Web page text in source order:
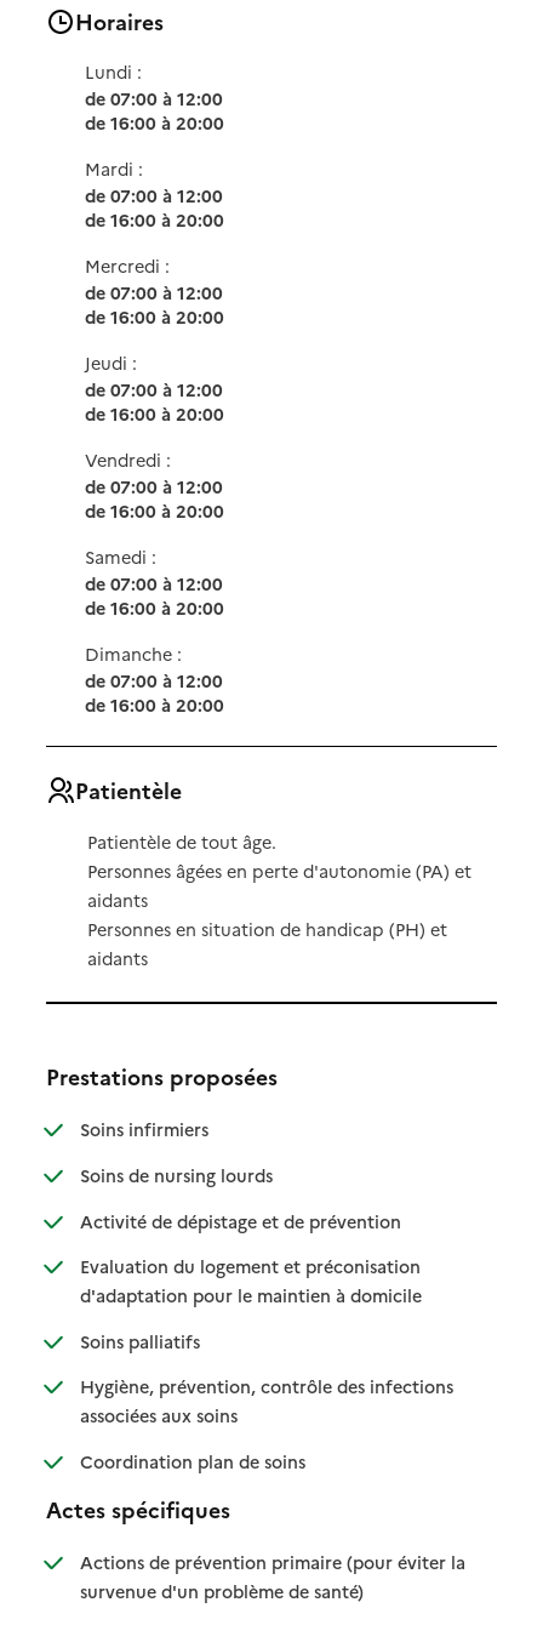
Horaires
Lundi :
de 07:00 à 12:00
de 16:00 à 20:00
Mardi :
de 07:00 à 12:00
de 16:00 à 20:00
Mercredi :
de 07:00 à 12:00
de 16:00 à 20:00
Jeudi :
de 07:00 à 12:00
de 16:00 à 20:00
Vendredi :
de 07:00 à 12:00
de 16:00 à 20:00
Samedi :
de 07:00 à 12:00
de 16:00 à 20:00
Dimanche :
de 07:00 à 12:00
de 16:00 à 20:00
Patientèle
Patientèle de tout âge.
Personnes âgées en perte d'autonomie (PA) et
aidants
Personnes en situation de handicap (PH) et
aidants
Prestations proposées
Soins infirmiers: disponible
: non disponible
Soins de nursing lourds: disponible
: non disponible
Activité de dépistage et de prévention: disponible
: non disponible
Evaluation du logement et préconisation
d'adaptation pour le maintien à domicile: disponible
: non disponible
Soins palliatifs: disponible
: non disponible
Hygiène, prévention, contrôle des infections
associées aux soins: disponible
: non disponible
Coordination plan de soins: disponible
: non disponible
Actes spécifiques
Actions de prévention primaire (pour éviter la
survenue d'un problème de santé): disponible
: non disponible